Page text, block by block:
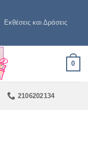
Εκθέσεις και Δράσεις
0
2106202134